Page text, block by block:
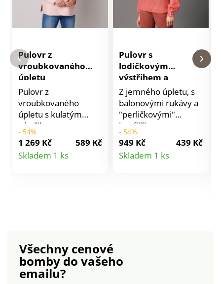
Pulovr z
vroubkovaného
úpletu
Pulovr z
vroubkovaného
úpletu s kulatým
výstřihem.
- 54%
1 269 Kč
589 Kč
Skladem 1 ks
Detail
Pulovr s
lodičkovým
výstřihem a
perličkovými
knoflíčky
Z jemného úpletu, s
balonovými rukávy a
"perličkovými"
knoflíčky: tento
pulovr je skutečným
pokladem! S hladkým
pleteným vzorem.
- 54%
949 Kč
439 Kč
Skladem 1 ks
Detail
Všechny cenové
bombydo vašeho
emailu?